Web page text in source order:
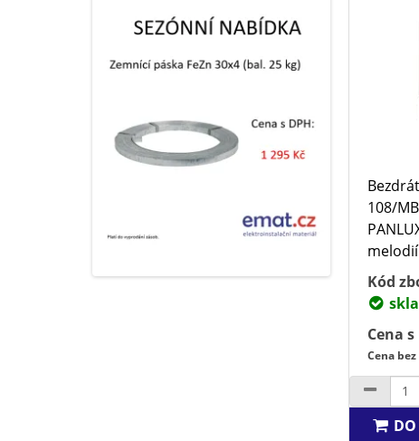
108/
Kód
Cena s
Cena bez